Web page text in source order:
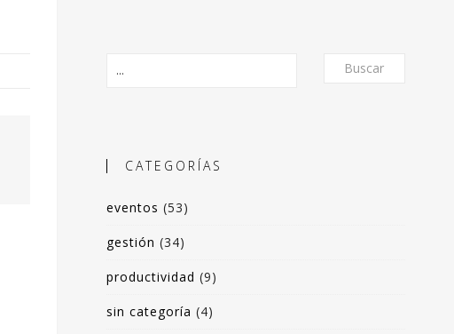
Busco ofrecer un formato de micro-posts que
narren mis experiencias en torno a la
Buscar
CATEGORÍAS
eventos (53)
gestión (34)
productividad (9)
sin categoría (4)